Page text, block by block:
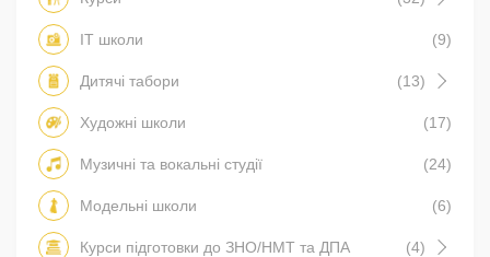
IT школи (9)
Дитячі табори (13)
Художні школи (17)
Музичні та вокальні студії (24)
Модельні школи (6)
Курси підготовки до ЗНО/НМТ та ДПА (4)